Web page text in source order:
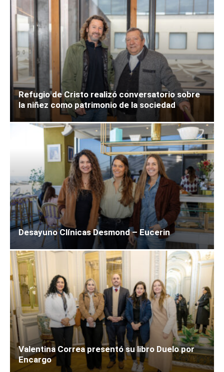
Refugio de Cristo realizó conversatorio sobre
la niñez como patrimonio de la sociedad
Desayuno Clínicas Desmond – Eucerin
Valentina Correa presentó su libro Duelo por
Encargo